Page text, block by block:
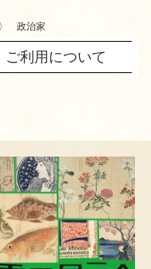
政治家
ご利用について